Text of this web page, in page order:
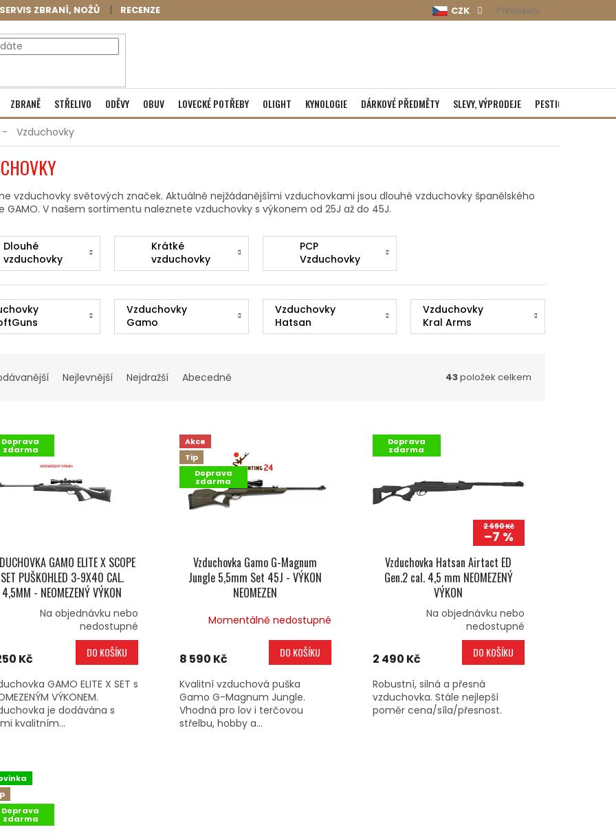
ZBRANÍ, NOŽŮ RECENZE CZK Přihlášení
NÁKUPNÍ
KOŠÍK
Prázdný košík
ZBRANĚ STŘELIVO ODĚVY OBUV LOVECKÉ POTŘEBY OLIGHT KYNOLOGIE DÁRKOVÉ PŘEDMĚTY SLEVY, VÝPRODEJE PESTICIDY
Vzduchovky
vzduchovky světových značek. Aktuálně nejžádanějšími vzduchovkami jsou dlouhé vzduchovky španělského
GAMO. V našem sortimentu naleznete vzduchovky s výkonem od 25J až do 45J.
Dlouhé
vzduchovky
Krátké
vzduchovky
PCP
Vzduchovky
Vzduchovky
Gamo
Vzduchovky
Hatsan
Vzduchovky
Kral Arms
Nejlevnější Nejdražší Abecedně 43položek celkem
Doprava
zdarma
GAMO ELITE X SCOPE
SET PUŠKOHLED 3-9X40 CAL.
4,5MM - NEOMEZENÝ VÝKON
Na objednávku nebo
nedostupné
Kč DO KOŠÍKU
GAMO ELITE X SET s
VÝKONEM.
je dodávána s
kvalitním...
Akce
Tip
Doprava
zdarma
Vzduchovka Gamo G-Magnum
Jungle 5,5mm Set 45J - VÝKON
NEOMEZEN
Momentálně nedostupné
8 590 Kč DO KOŠÍKU
Kvalitní vzduchová puška
Gamo G-Magnum Jungle.
Vhodná pro lov i terčovou
střelbu, hobby a...
Doprava
zdarma
2 690 Kč
–7 %
Vzduchovka Hatsan Airtact ED
Gen.2 cal. 4,5 mm NEOMEZENÝ
VÝKON
Na objednávku nebo
nedostupné
2 490 Kč DO KOŠÍKU
Robustní, silná a přesná
vzduchovka. Stále nejlepší
poměr cena/síla/přesnost.
Doprava
zdarma